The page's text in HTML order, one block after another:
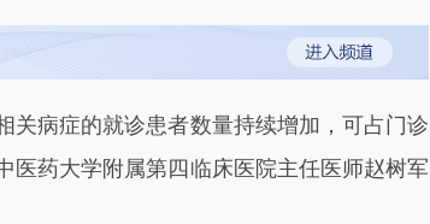
病症的就诊患者数量持续增加，可占门诊
医药大学附属第四临床医院主任医师赵树军